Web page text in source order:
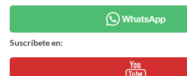
Suscríbete en: